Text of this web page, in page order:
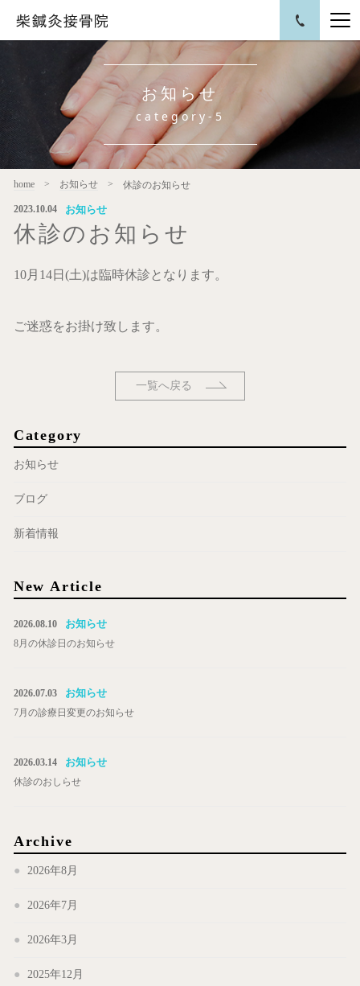
お知らせ
category-5
home お知らせ 休診のお知らせ
2023.10.04 お知らせ
休診のお知らせ
10月14日(土)は臨時休診となります。
ご迷惑をお掛け致します。
一覧へ戻る
Category
お知らせ
ブログ
新着情報
New Article
2026.08.10 お知らせ
8月の休診日のお知らせ
2026.07.03 お知らせ
7月の診療日変更のお知らせ
2026.03.14 お知らせ
休診のおしらせ
Archive
2026年8月
2026年7月
2026年3月
2025年12月